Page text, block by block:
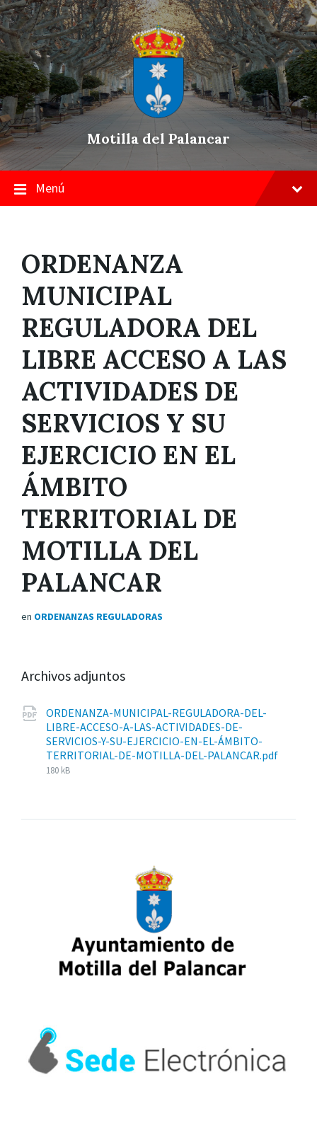
Skip
to
content
Saltar
a
la
navegación
principal
Saltar
a
pie
de
página
Motilla del Palancar
Menú
ORDENANZA
MUNICIPAL
REGULADORA DEL
LIBRE ACCESO A LAS
ACTIVIDADES DE
SERVICIOS Y SU
EJERCICIO EN EL
ÁMBITO
TERRITORIAL DE
MOTILLA DEL
PALANCAR
en ORDENANZAS REGULADORAS
Archivos adjuntos
ORDENANZA-MUNICIPAL-REGULADORA-DEL-
LIBRE-ACCESO-A-LAS-ACTIVIDADES-DE-
SERVICIOS-Y-SU-EJERCICIO-EN-EL-ÁMBITO-
TERRITORIAL-DE-MOTILLA-DEL-PALANCAR.pdf
180 kB